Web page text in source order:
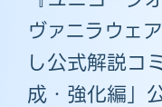
ヴァニラウェ
し公式解説コ
成・強化編」